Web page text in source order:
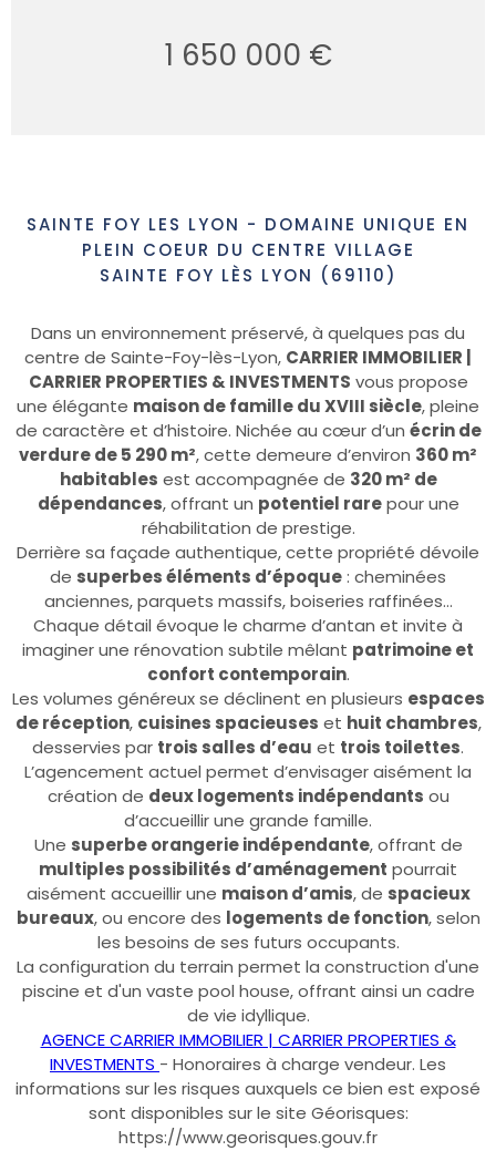
1 650 000 €
SAINTE FOY LES LYON - DOMAINE UNIQUE EN
PLEIN COEUR DU CENTRE VILLAGE
SAINTE FOY LÈS LYON (69110)
Dans un environnement préservé, à quelques pas du
centre de Sainte-Foy-lès-Lyon, CARRIER IMMOBILIER |
CARRIER PROPERTIES & INVESTMENTS vous propose
une élégante maison de famille du XVIII siècle, pleine
de caractère et d’histoire. Nichée au cœur d’un écrin de
verdure de 5 290 m², cette demeure d’environ 360 m²
habitables est accompagnée de 320 m² de
dépendances, offrant un potentiel rarepour une
réhabilitation de prestige.
Derrière sa façade authentique, cette propriété dévoile
de superbes éléments d’époque: cheminées
anciennes, parquets massifs, boiseries raffinées...
Chaque détail évoque le charme d’antan et invite à
imaginer une rénovation subtile mêlant patrimoine et
confort contemporain.
Les volumes généreux se déclinent en plusieurs espaces
de réception, cuisines spacieuses et huit chambres,
desservies par trois salles d’eau et trois toilettes.
L’agencement actuel permet d’envisager aisément la
création de deux logements indépendants ou
d’accueillir une grande famille.
Une superbe orangerie indépendante, offrant de
multiples possibilités d’aménagement pourrait
aisément accueillir une maison d’amis, de spacieux
bureaux, ou encore des logements de fonction, selon
les besoins de ses futurs occupants.
La configuration du terrain permet la construction d'une
piscine et d'un vaste pool house, offrant ainsi un cadre
de vie idyllique.
AGENCE CARRIER IMMOBILIER | CARRIER PROPERTIES &
INVESTMENTS - Honoraires à charge vendeur. Les
informations sur les risques auxquels ce bien est exposé
sont disponibles sur le site Géorisques:
https://www.georisques.gouv.fr